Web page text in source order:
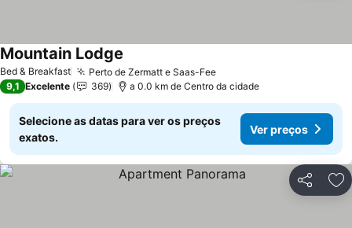
Bed & Breakfast Perto de Zermatt e Saas-Fee
Mountain Lodge
9,1 Excelente 369 a 0.0 km de Centro da cidade
Selecione as datas para ver os preços
exatos.
Ver preços
Partilhar